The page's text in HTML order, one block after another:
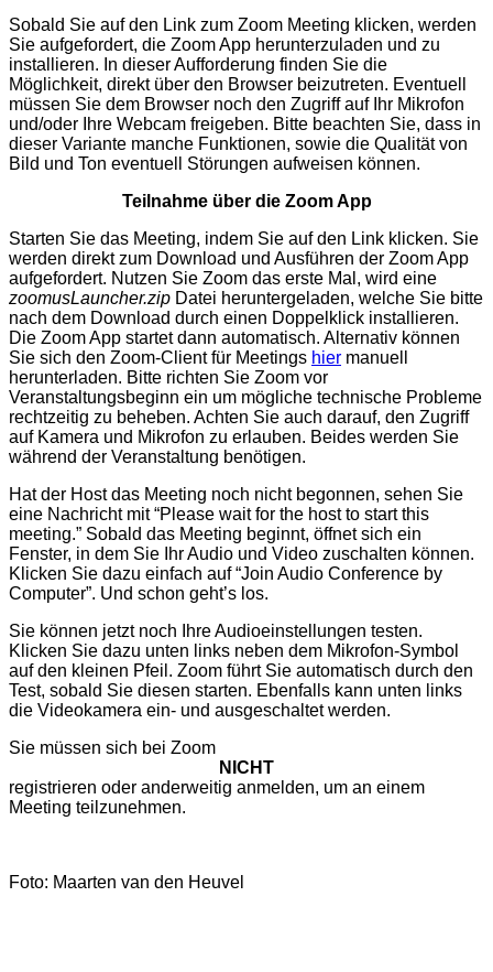
Sobald Sie auf den Link zum Zoom Meeting klicken, werden
Sie aufgefordert, die Zoom App herunterzuladen und zu
installieren. In dieser Aufforderung finden Sie die
Möglichkeit, direkt über den Browser beizutreten. Eventuell
müssen Sie dem Browser noch den Zugriff auf Ihr Mikrofon
und/oder Ihre Webcam freigeben. Bitte beachten Sie, dass in
dieser Variante manche Funktionen, sowie die Qualität von
Bild und Ton eventuell Störungen aufweisen können.
Teilnahme über die Zoom App
Starten Sie das Meeting, indem Sie auf den Link klicken. Sie
werden direkt zum Download und Ausführen der Zoom App
aufgefordert. Nutzen Sie Zoom das erste Mal, wird eine
zoomusLauncher.zip Datei heruntergeladen, welche Sie bitte
nach dem Download durch einen Doppelklick installieren.
Die Zoom App startet dann automatisch. Alternativ können
Sie sich den Zoom-Client für Meetings hier manuell
herunterladen. Bitte richten Sie Zoom vor
Veranstaltungsbeginn ein um mögliche technische Probleme
rechtzeitig zu beheben. Achten Sie auch darauf, den Zugriff
auf Kamera und Mikrofon zu erlauben. Beides werden Sie
während der Veranstaltung benötigen.
Hat der Host das Meeting noch nicht begonnen, sehen Sie
eine Nachricht mit “Please wait for the host to start this
meeting.” Sobald das Meeting beginnt, öffnet sich ein
Fenster, in dem Sie Ihr Audio und Video zuschalten können.
Klicken Sie dazu einfach auf “Join Audio Conference by
Computer”. Und schon geht’s los.
Sie können jetzt noch Ihre Audioeinstellungen testen.
Klicken Sie dazu unten links neben dem Mikrofon-Symbol
auf den kleinen Pfeil. Zoom führt Sie automatisch durch den
Test, sobald Sie diesen starten. Ebenfalls kann unten links
die Videokamera ein- und ausgeschaltet werden.
Sie müssen sich bei Zoom
NICHT
registrieren oder anderweitig anmelden, um an einem
Meeting teilzunehmen.
Foto: Maarten van den Heuvel